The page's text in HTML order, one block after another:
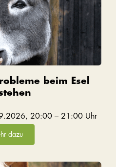
beim Esel
20:00 – 21:00 Uhr
dazu